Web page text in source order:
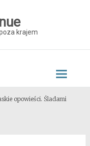
krajem
opowieści. Śladami